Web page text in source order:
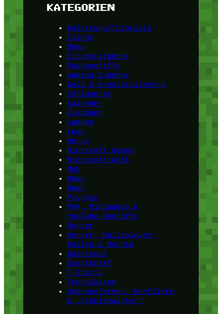
KATEGORIEN
Anleitung/Tutorials
Client
Deko
Elternratgeber
Fachbegriffe
Gaming-Zubehör
Geld & Monetarisierung
Influencer
Kalender
Kleidung
Lampen
Lego
Merch
Minecraft Games
Minecraft-Welt
Mob
Mods
News
Plugins
PvP, Minigames &
YouTube-Begriffe
Server
Server, Multiplayer-
Rollen & Rechte
Spielmodi
Steckbrief
T-Shirts
Technikkram
Umgangsformen, Konflikte
& „Problemwörter“